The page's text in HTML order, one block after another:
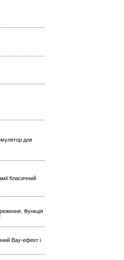
для
Класичний
Функція
Вау-ефект і